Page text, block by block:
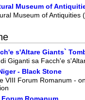
Museum of
Museum of Antiquities
s'Altare Giants`
Giganti sa Facch'e
- Black Stone
VIII Forum Romanum -
Romanum